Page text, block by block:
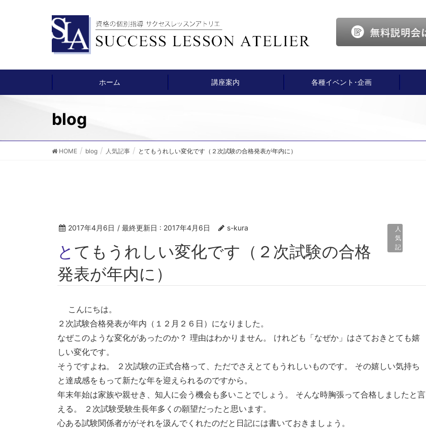
ホーム 講座案内 各種イベント･企画
blog
HOME blog 人気記事 とてもうれしい変化です（２次試験の合格発表が年内に）
2017年4月6日 / 最終更新日 : 2017年4月6日 s-kura
人
気
記
とてもうれしい変化です（２次試験の合格
発表が年内に）
こんにちは。
２次試験合格発表が年内（１２月２６日）になりました。
なぜこのような変化があったのか？ 理由はわかりません。 けれども「なぜか」はさておきとても嬉
しい変化です。
そうですよね。 ２次試験の正式合格って、ただでさえとてもうれしいものです。 その嬉しい気持ち
と達成感をもって新たな年を迎えられるのですから。
年末年始は家族や親せき、知人に会う機会も多いことでしょう。 そんな時胸張って合格しましたと言
える。 ２次試験受験生長年多くの願望だったと思います。
心ある試験関係者ががそれを汲んでくれたのだと日記には書いておきましょう。